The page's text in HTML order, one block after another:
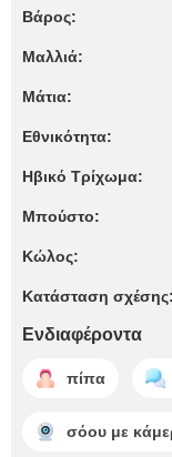
Βάρος:
Μαλλιά:
Μάτια:
Εθνικότητα:
Ηβικό Τρίχωμα:
Μπούστο:
Κώλος:
Κατάσταση σχέσης:
Ενδιαφέροντα
πίπα
σόου με